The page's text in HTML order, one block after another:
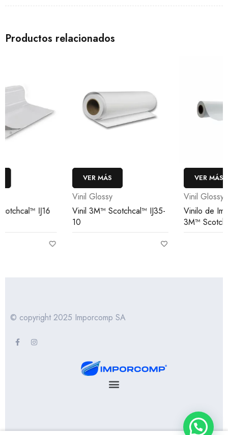
Productos relacionados
Vinil 3M™ Scotchcal™ IJ35-
Vinilo de Impresión Gráfica
3M™ Scotchcal™ IJ30
© copyright 2025 Imporcomp SA